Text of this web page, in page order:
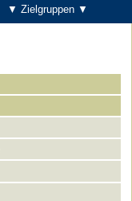
▼ Zielgruppen ▼